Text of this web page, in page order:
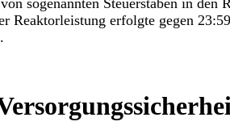
sogenannten Steuerstäben in den
Reaktorleistung erfolgte gegen